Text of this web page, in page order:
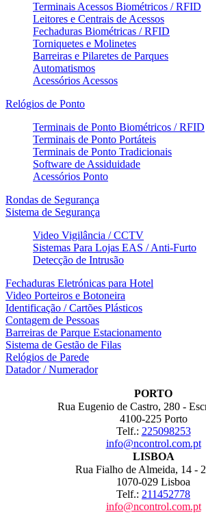
Terminais Acessos Biométricos / RFID
Leitores e Centrais de Acessos
Fechaduras Biométricas / RFID
Torniquetes e Molinetes
Barreiras e Pilaretes de Parques
Automatismos
Acessórios Acessos
Relógios de Ponto
Terminais de Ponto Biométricos / RFID
Terminais de Ponto Portáteis
Terminais de Ponto Tradicionais
Software de Assiduidade
Acessórios Ponto
Rondas de Segurança
Sistema de Segurança
Video Vigilância / CCTV
Sistemas Para Lojas EAS / Anti-Furto
Detecção de Intrusão
Fechaduras Eletrónicas para Hotel
Video Porteiros e Botoneira
Identificação / Cartões Plásticos
Contagem de Pessoas
Barreiras de Parque Estacionamento
Sistema de Gestão de Filas
Relógios de Parede
Datador / Numerador
PORTO
Rua Eugenio de Castro, 280 -
4100-225 Porto
Telf.: 225098253
info@ncontrol.com.pt
LISBOA
Rua Fialho de Almeida, 14 -
1070-029 Lisboa
Telf.: 211452778
info@ncontrol.com.pt